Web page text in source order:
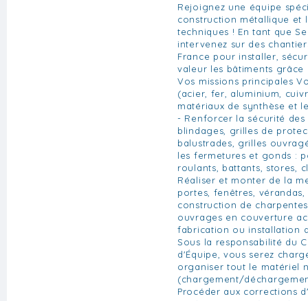
Rejoignez une équipe
construction métallique et
techniques ! En tant que
intervenez sur des
France pour installer,
valeur les bâtiments
Vos missions principales
(acier, fer, aluminium,
matériaux de synthèse et
- Renforcer la sécurité des
blindages, grilles de
balustrades, grilles
les fermetures et gonds :
roulants, battants, stores,
Réaliser et monter de la
portes, fenêtres,
construction de
ouvrages en couverture
fabrication ou installation
Sous la responsabilité du
d'Équipe, vous serez
organiser tout le matériel
(chargement/
Procéder aux corrections